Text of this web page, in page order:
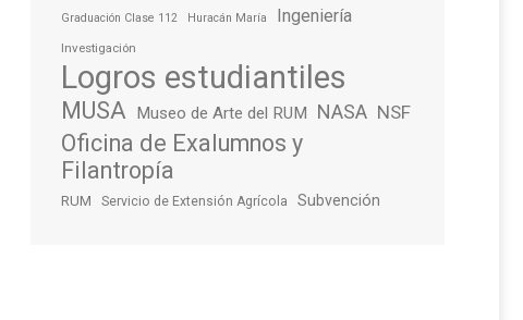
Graduación Clase 112 Huracán María Ingeniería
Investigación
Logros estudiantiles
MUSA Museo de Arte del RUM NASA NSF
Oficina de Exalumnos y
Filantropía
RUM Servicio de Extensión Agrícola Subvención